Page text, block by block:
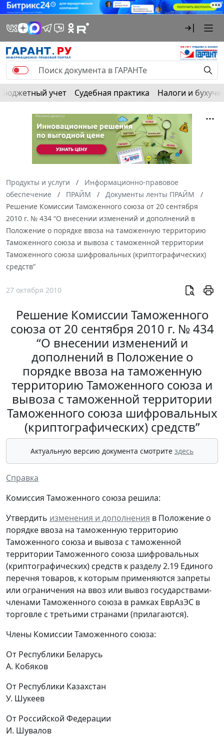
Бюджетный учет Судебная практика Налоги и
Продукты и услуги
Информационно-правовое
обеспечение
ПРАЙМ
Документы ленты ПРАЙМ
Решение Комиссии Таможенного союза от 20 сентября
2010 г. № 434 “О внесении изменений и дополнений в
Положение о порядке ввоза на таможенную территорию
Таможенного союза и вывоза с таможенной территории
Таможенного союза шифровальных (криптографических)
средств”
27 октября 2010
Решение Комиссии Таможенного
союза от 20 сентября 2010 г. № 434
“О внесении изменений и
дополнений в Положение о
порядке ввоза на таможенную
территорию Таможенного союза и
вывоза с таможенной территории
Таможенного союза шифровальных
(криптографических) средств”
Актуальную версию документа смотрите здесь
Справка
Комиссия Таможенного союза решила:
Утвердить изменения и дополнения в Положение о
порядке ввоза на таможенную территорию
Таможенного союза и вывоза с таможенной
территории Таможенного союза шифровальных
(криптографических) средств к разделу 2.19 Единого
перечня товаров, к которым применяются запреты
или ограничения на ввоз или вывоз государствами-
членами Таможенного союза в рамках ЕврАзЭС в
торговле с третьими странами (прилагаются).
Члены Комиссии Таможенного союза:
От Республики Беларусь
А. Кобяков
От Республики Казахстан
У. Шукеев
От Российской Федерации
И. Шувалов